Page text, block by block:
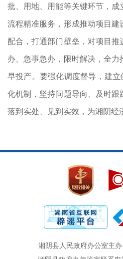
批、用地、用能等关键环节，
流程精准服务，形成推动项目
配合，打通部门壁垒，对项目
办、急事急办，限时解决，全力
早投产。要强化调度督导，建立
化机制，坚持问题导向、及时
落到实处、见到实效，为湘阴经
湘阴县人民政府办公室主办